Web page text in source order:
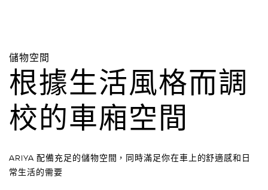
根據生活風格而調
校的車廂空間
儲物空間
ARIYA 配備充足的儲物空間，同時滿足你在車上的舒適感和日
常生活的需要